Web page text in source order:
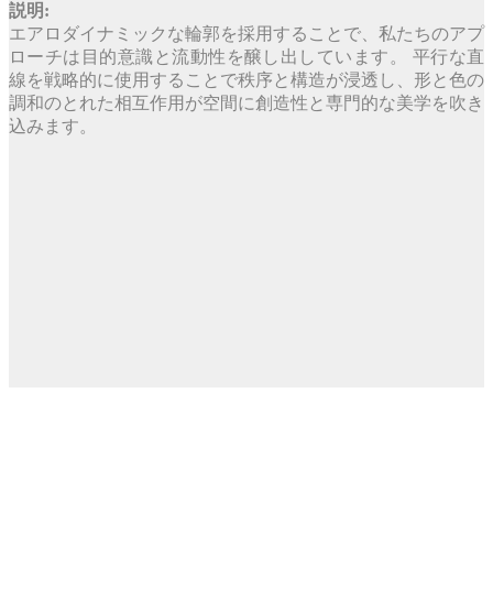
説明:
エアロダイナミックな輪郭を採用することで、私たちのアプ
ローチは目的意識と流動性を醸し出しています。 平行な直
線を戦略的に使用することで秩序と構造が浸透し、形と色の
調和のとれた相互作用が空間に創造性と専門的な美学を吹き
込みます。